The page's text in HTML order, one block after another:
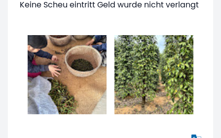
Keine Scheu eintritt Geld wurde nicht verlangt